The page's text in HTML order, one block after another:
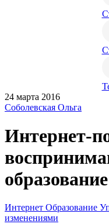
24 марта 2016
Соболевская Ольга
Интернет-
Интернет Образование
изменениями